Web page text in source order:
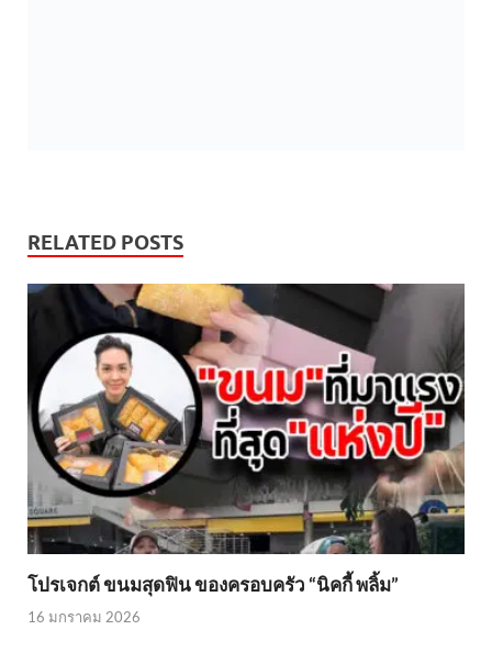
RELATED POSTS
โปรเจกต์ ขนมสุดฟิน ของครอบครัว “นิคกี้ พลิ้ม”
16 มกราคม 2026